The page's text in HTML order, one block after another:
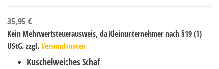
35,95 €
Kein Mehrwertsteuerausweis, da Kleinunternehmer nach §19 (1)
UStG.zzgl.Versandkosten
Kuschelweiches Schaf